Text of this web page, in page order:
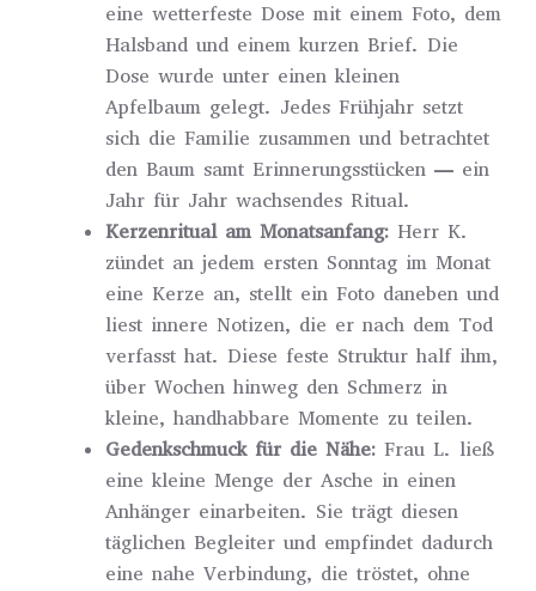
eine wetterfeste Dose mit einem Foto, dem
Halsband und einem kurzen Brief. Die
Dose wurde unter einen kleinen
Apfelbaum gelegt. Jedes Frühjahr setzt
sich die Familie zusammen und betrachtet
den Baum samt Erinnerungsstücken — ein
Jahr für Jahr wachsendes Ritual.
Kerzenritual am Monatsanfang: Herr K.
zündet an jedem ersten Sonntag im Monat
eine Kerze an, stellt ein Foto daneben und
liest innere Notizen, die er nach dem Tod
verfasst hat. Diese feste Struktur half ihm,
über Wochen hinweg den Schmerz in
kleine, handhabbare Momente zu teilen.
Gedenkschmuck für die Nähe: Frau L. ließ
eine kleine Menge der Asche in einen
Anhänger einarbeiten. Sie trägt diesen
täglichen Begleiter und empfindet dadurch
eine nahe Verbindung, die tröstet, ohne